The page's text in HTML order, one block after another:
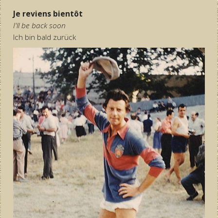
Je reviens bientôt
I'll be back soon
Ich bin bald zurück